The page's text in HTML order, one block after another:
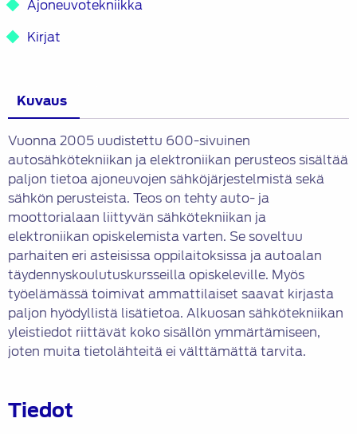
Ajoneuvotekniikka
Kirjat
Kuvaus
Vuonna 2005 uudistettu 600-sivuinen
autosähkötekniikan ja elektroniikan perusteos sisältää
paljon tietoa ajoneuvojen sähköjärjestelmistä sekä
sähkön perusteista. Teos on tehty auto- ja
moottorialaan liittyvän sähkötekniikan ja
elektroniikan opiskelemista varten. Se soveltuu
parhaiten eri asteisissa oppilaitoksissa ja autoalan
täydennyskoulutuskursseilla opiskeleville. Myös
työelämässä toimivat ammattilaiset saavat kirjasta
paljon hyödyllistä lisätietoa. Alkuosan sähkötekniikan
yleistiedot riittävät koko sisällön ymmärtämiseen,
joten muita tietolähteitä ei välttämättä tarvita.
Tiedot